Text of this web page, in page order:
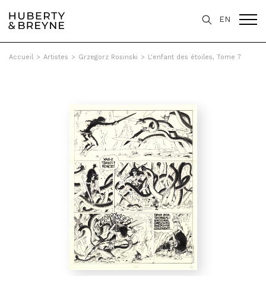
EN
Accueil > Artistes > Grzegorz Rosinski > L'enfant des étoiles, Tome 7